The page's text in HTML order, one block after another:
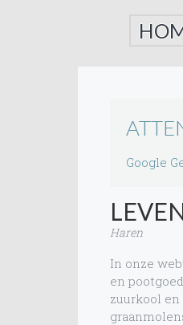
Google
Haren
In onze
en
zuurkool